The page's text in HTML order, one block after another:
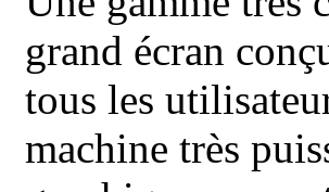
grand écran
tous les
machine très